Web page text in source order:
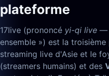
plateforme
17live (prononcé yi-qi live —
ensemble ») est la
streaming live d'Asie et le
(streamers humains) et des